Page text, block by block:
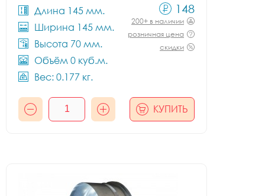
Длина 145 мм.
Ширина 145 мм.
Высота 70 мм.
Объём 0 куб.м.
Вес: 0.177 кг.
148
200+ в наличии
розничная цена
скидки
КУПИТЬ